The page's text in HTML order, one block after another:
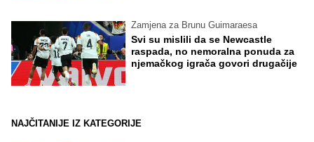
Zamjena za Brunu Guimaraesa
Svi su mislili da se Newcastle
raspada, no nemoralna ponuda za
njemačkog igrača govori drugačije
NAJČITANIJE IZ KATEGORIJE